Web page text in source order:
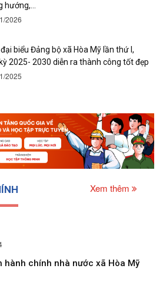
hướng,...
2026
biểu Đảng bộ xã Hòa Mỹ lần thứ I,
2025- 2030 diễn ra thành công tốt đẹp
2025
Xem thêm
hành chính nhà nước xã Hòa Mỹ